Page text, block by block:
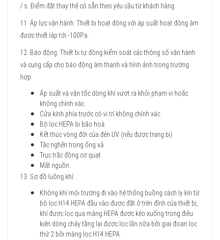
/ s. Điểm đặt thay thế có sẵn theo yêu cầu từ khách hàng.
11. Áp lực vận hành: Thiết bị hoạt động với áp suất hoạt động âm
được thiết lập tới -100Pa.
12. Báo động: Thiết bị tự động kiểm soát các thông số vận hành
và cung cấp cho báo động âm thanh và hình ảnh trong trường
hợp:
Áp suất và vận tốc dòng khí vượt ra khỏi phạm vi hoặc
không chính xác.
Cửa kính phía trước có vị trí không chính xác.
Bộ lọc HEPA bị bão hoà.
Kết thúc vòng đời của đèn UV (nếu được trang bị)
Tắc nghẽn trong ống xả
Trục trặc động cơ quạt.
Mất nguồn.
13. Sơ đồ luồng khí:
Không khí môi trường đi vào hệ thống buồng cách ly kín từ
bộ lọc H14 HEPA đầu vào được đặt ở trên đỉnh của thiết bị,
khí được lọc qua màng HEPA được kéo xuống trong điều
kiện dòng chảy tầng lại được lọc lần nữa bởi giai đoạn lọc
thứ 2 bởi màng lọc H14 HEPA.